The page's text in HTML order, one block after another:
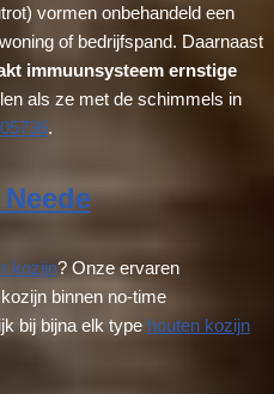
vormen onbehandeld een
of bedrijfspand. Daarnaast
immuunsysteem ernstige
als ze met de schimmels in
.
kozijn? Onze ervaren
binnen no-time
bij bijna elk type houten kozijn